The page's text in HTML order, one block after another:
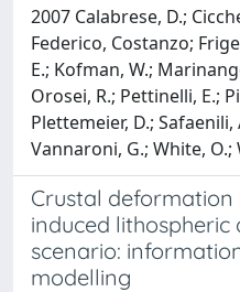
2007 Calabrese, D.;
Federico, Costanzo;
E.; Kofman, W.;
Orosei, R.; Pettinelli, E.;
Plettemeier, D.; Safaenili,
Vannaroni, G.; White, O.;
Crustal deformation
induced lithospheric
scenario:
modelling